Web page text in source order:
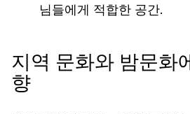
님들에게 적합한 공간.
지역 문화와 밤문화
향